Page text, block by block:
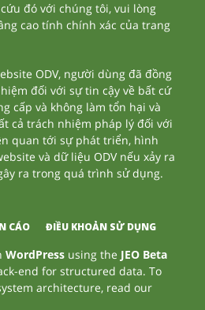
đó với chúng tôi, vui lòng
cao tính chính xác của trang
ODV, người dùng đã đồng
đối với sự tin cậy về bất cứ
cấp và không làm tổn hại và
cả trách nhiệm pháp lý đối với
quan tới sự phát triển, hình
và dữ liệu ODV nếu xảy ra
ra trong quá trình sử dụng.
CÁO ĐIỀU KHOẢN SỬ DỤNG
WordPress using the JEO Beta
end for structured data. To
architecture, read our